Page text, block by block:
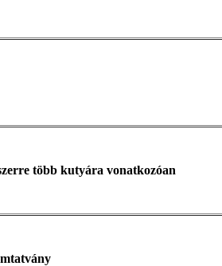
több kutyára vonatkozóan